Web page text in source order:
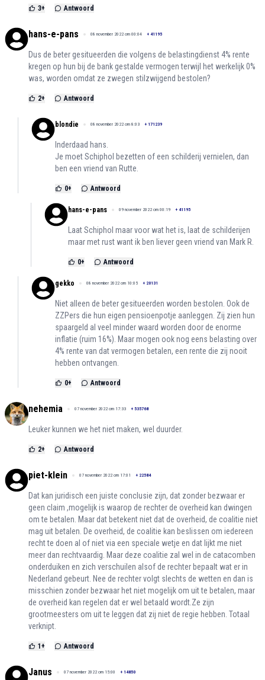
3+ Antwoord
hans-e-pans 08 november 2022 om 00:04 + 41195
Dus de beter gesitueerden die volgens de belastingdienst 4% rente
kregen op hun bij de bank gestalde vermogen terwijl het werkelijk 0%
was, worden omdat ze zwegen stilzwijgend bestolen?
2+ Antwoord
blondie 08 november 2022 om 8:03 + 171239
Inderdaad hans.
Je moet Schiphol bezetten of een schilderij vernielen, dan
ben een vriend van Rutte.
0+ Antwoord
hans-e-pans 09 november 2022 om 00:19 + 41195
Laat Schiphol maar voor wat het is, laat de schilderijen
maar met rust want ik ben liever geen vriend van Mark R.
0+ Antwoord
gekko 08 november 2022 om 10:05 + 20131
Niet alleen de beter gesitueerden worden bestolen. Ook de
ZZPers die hun eigen pensioenpotje aanleggen. Zij zien hun
spaargeld al veel minder waard worden door de enorme
inflatie (ruim 16%). Maar mogen ook nog eens belasting over
4% rente van dat vermogen betalen, een rente die zij nooit
hebben ontvangen.
0+ Antwoord
nehemia 07 november 2022 om 17:33 + 535768
Leuker kunnen we het niet maken, wel duurder.
2+ Antwoord
piet-klein 07 november 2022 om 17:01 + 22584
Dat kan juridisch een juiste conclusie zijn, dat zonder bezwaar er
geen claim ,mogelijk is waarop de rechter de overheid kan dwingen
om te betalen. Maar dat betekent niet dat de overheid, de coalitie niet
mag uit betalen. De overheid, de coalitie kan beslissen om iedereen
recht te doen al of niet via een speciale wetje en dat lijkt me niet
meer dan rechtvaardig. Maar deze coalitie zal wel in de catacomben
onderduiken en zich verschuilen alsof de rechter bepaalt wat er in
Nederland gebeurt. Nee de rechter volgt slechts de wetten en dan is
misschien zonder bezwaar het niet mogelijk om uit te betalen, maar
de overheid kan regelen dat er wel betaald wordt.Ze zijn
grootmeesters om uit te leggen dat zij niet de regie hebben. Totaal
verknipt.
1 + Antwoord
Janus 07 november 2022 om 15:00 + 14850